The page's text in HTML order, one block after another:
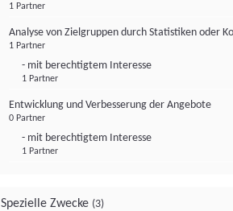
1 Partner
Analyse von Zielgruppen durch Statistiken oder
1 Partner
- mit berechtigtem Interesse
1 Partner
Entwicklung und Verbesserung der Angebote
0 Partner
- mit berechtigtem Interesse
1 Partner
Spezielle Zwecke (3)